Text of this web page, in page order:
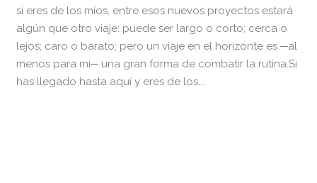
si eres de los míos, entre esos nuevos proyectos estará
algún que otro viaje: puede ser largo o corto; cerca o
lejos; caro o barato; pero un viaje en el horizonte es ─al
menos para mí─ una gran forma de combatir la rutina.Si
has llegado hasta aquí y eres de los...